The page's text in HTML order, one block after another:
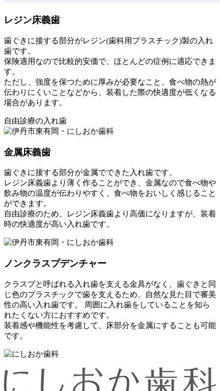
レジン床義歯
歯ぐきに接する部分がレジン(歯科用プラスチック)製の入れ
歯です。
保険適用なので比較的安価で、ほとんどの症例に適応できま
す。
ただし、強度を保つために厚みが必要なこと、食べ物の熱が
伝わりにくいことなどから、装着した際の快適度が低くなる
場合があります。
自由診療の入れ歯
金属床義歯
歯ぐきに接する部分が金属でできた入れ歯です。
レジン床義歯より薄く作ることができ、金属なので食べ物や
飲み物の温度が伝わりやすく、食べ物をおいしく感じること
ができます。
自由診療のため、レジン床義歯より高価になりますが、装着
時の快適度が高い入れ歯です。
ノンクラスプデンチャー
クラスプと呼ばれる入れ歯を支える金具がなく、歯ぐきと同
じ色のプラスチックで歯を支えるため、自然な見た目で審美
性の高い入れ歯です。 周囲に入れ歯をしていることを知ら
れたくない方におすすめです。
装着感や機能性を考慮して、床部分を金属にすることも可能
です。